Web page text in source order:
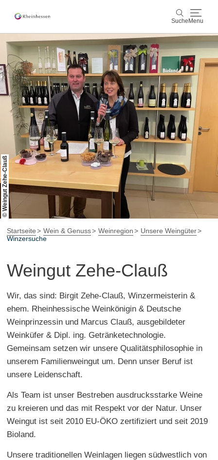
Suche Menu
Suche
Wein & Genuss
Aktiv & Natur
Kultur & Städte
Veranstaltungen
Buchung & Service
Rheinhessen-Blog Karte
© Weingut Zehe-Clauß
Startseite Wein & Genuss Weinregion
Unsere Weingüter
Winzersuche
Weingut Zehe-Clauß
Wir, das sind: Birgit Zehe-Clauß, Winzermeisterin &
ehem. Rheinhessische Weinkönigin & Deutsche
Weinprinzessin und Marcus Clauß, ausgebildeter
Weinküfer & Dipl. ing. Getränketechnologie.
Gemeinsam setzen wir unsere Qualitätsphilosophie in
unserem Familienweingut um. Denn unser Beruf ist
unsere Leidenschaft.
Als Team ist unser Bestreben ausdrucksstarke Weine
zu kreieren und das mit Respekt vor der Natur. Unser
Weingut ist seit 2010 EU-ÖKO zertifiziert und seit 2019
Bioland.
Unsere traditionellen Weinlagen liegen südwestlich von